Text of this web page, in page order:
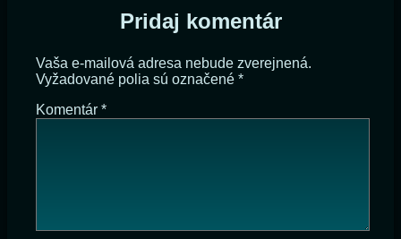
Pridaj komentár
Vaša e-mailová adresa nebude zverejnená.
Vyžadované polia sú označené *
Komentár *